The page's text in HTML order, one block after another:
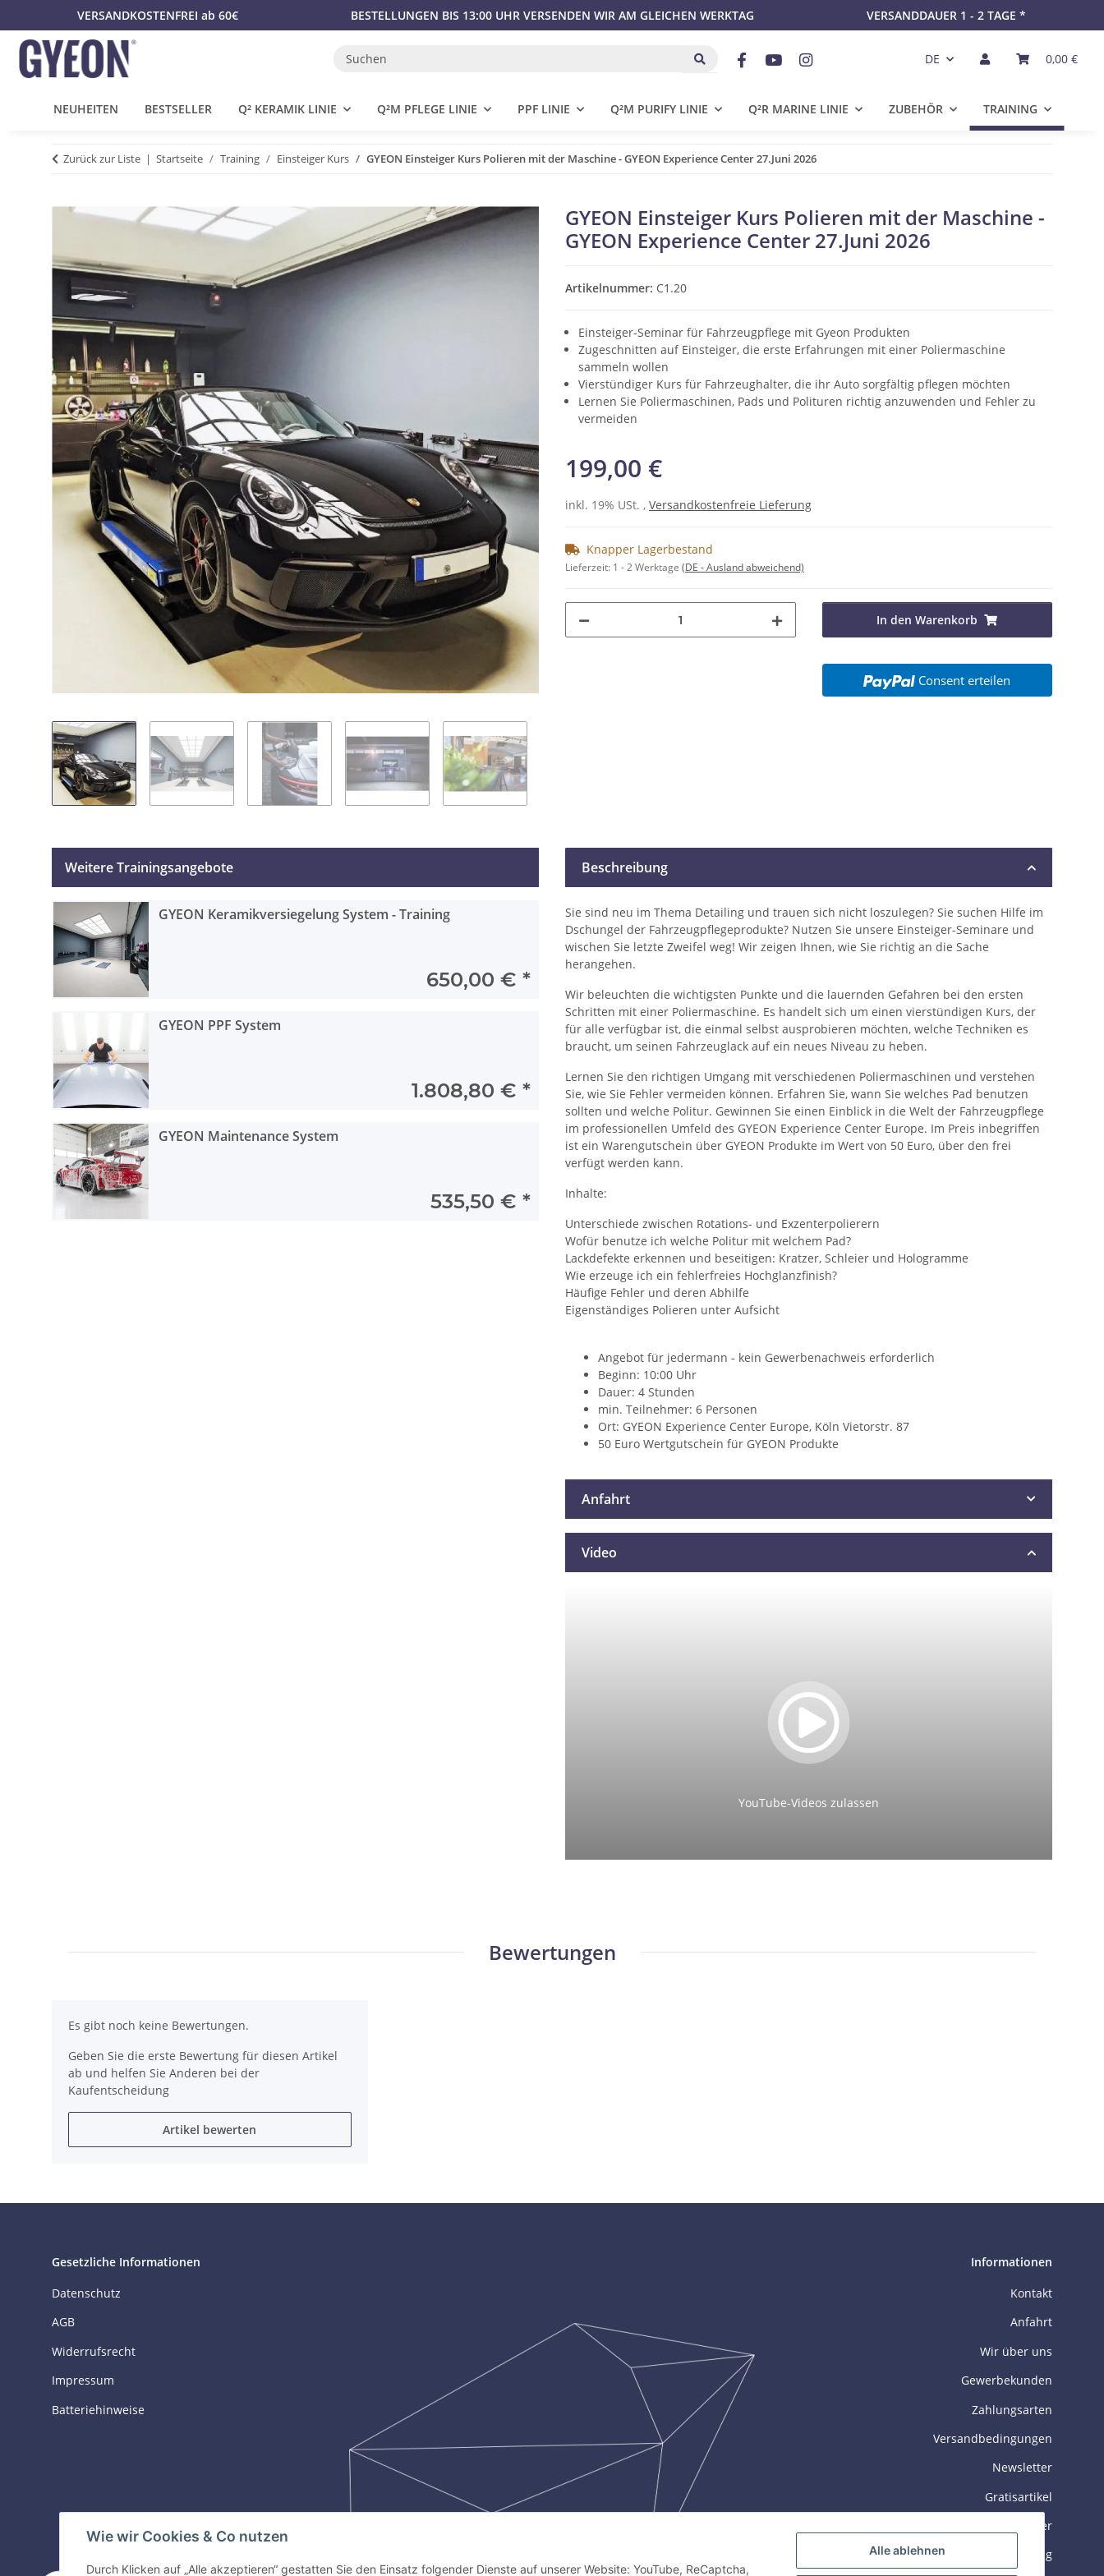
Alle ablehnen
Wie wir Cookies & Co nutzen
Durch Klicken auf „Alle akzeptieren“ gestatten Sie den Einsatz folgender Dienste auf unserer Website: YouTube, ReCaptcha,
VERSANDKOSTENFREI ab 60€ BESTELLUNGEN BIS 13:00 UHR VERSENDEN WIR AM GLEICHEN WERKTAG VERSANDDAUER 1 - 2 TAGE *
DE 0,00 €
NEUHEITEN BESTSELLER Q² KERAMIK LINIE Q²M PFLEGE LINIE PPF LINIE Q²M PURIFY LINIE Q²R MARINE LINIE ZUBEHÖR TRAINING
Zurück zur Liste Startseite Training Einsteiger Kurs GYEON Einsteiger Kurs Polieren mit der Maschine - GYEON Experience Center 27.Juni 2026
GYEON Einsteiger Kurs Polieren mit der Maschine -
GYEON Experience Center 27.Juni 2026
Artikelnummer: C1.20
Einsteiger-Seminar für Fahrzeugpflege mit Gyeon Produkten
Zugeschnitten auf Einsteiger, die erste Erfahrungen mit einer Poliermaschine
sammeln wollen
Vierstündiger Kurs für Fahrzeughalter, die ihr Auto sorgfältig pflegen möchten
Lernen Sie Poliermaschinen, Pads und Polituren richtig anzuwenden und Fehler zu
vermeiden
199,00 €
inkl. 19% USt. , Versandkostenfreie Lieferung
Knapper Lagerbestand
Lieferzeit: 1 - 2 Werktage (DE - Ausland abweichend)
In den Warenkorb
Consent erteilen
Beschreibung
Sie sind neu im Thema Detailing und trauen sich nicht loszulegen? Sie suchen Hilfe im
Dschungel der Fahrzeugpflegeprodukte? Nutzen Sie unsere Einsteiger-Seminare und
wischen Sie letzte Zweifel weg! Wir zeigen Ihnen, wie Sie richtig an die Sache
herangehen.
Wir beleuchten die wichtigsten Punkte und die lauernden Gefahren bei den ersten
Schritten mit einer Poliermaschine. Es handelt sich um einen vierstündigen Kurs, der
für alle verfügbar ist, die einmal selbst ausprobieren möchten, welche Techniken es
braucht, um seinen Fahrzeuglack auf ein neues Niveau zu heben.
Lernen Sie den richtigen Umgang mit verschiedenen Poliermaschinen und verstehen
Sie, wie Sie Fehler vermeiden können. Erfahren Sie, wann Sie welches Pad benutzen
sollten und welche Politur. Gewinnen Sie einen Einblick in die Welt der Fahrzeugpflege
im professionellen Umfeld des GYEON Experience Center Europe. Im Preis inbegriffen
ist ein Warengutschein über GYEON Produkte im Wert von 50 Euro, über den frei
verfügt werden kann.
Inhalte:
Unterschiede zwischen Rotations- und Exzenterpolierern
Wofür benutze ich welche Politur mit welchem Pad?
Lackdefekte erkennen und beseitigen: Kratzer, Schleier und Hologramme
Wie erzeuge ich ein fehlerfreies Hochglanzfinish?
Häufige Fehler und deren Abhilfe
Eigenständiges Polieren unter Aufsicht
Angebot für jedermann - kein Gewerbenachweis erforderlich
Beginn: 10:00 Uhr
Dauer: 4 Stunden
min. Teilnehmer: 6 Personen
Ort: GYEON Experience Center Europe, Köln Vietorstr. 87
50 Euro Wertgutschein für GYEON Produkte
Anfahrt
Video
YouTube-Videos zulassen
Weitere Trainingsangebote
GYEON Keramikversiegelung System - Training
650,00 € *
GYEON PPF System
1.808,80 € *
GYEON Maintenance System
535,50 € *
Bewertungen
Es gibt noch keine Bewertungen.
Geben Sie die erste Bewertung für diesen Artikel
ab und helfen Sie Anderen bei der
Kaufentscheidung
Artikel bewerten
Gesetzliche Informationen
Datenschutz
AGB
Widerrufsrecht
Impressum
Batteriehinweise
Informationen
Kontakt
Anfahrt
Wir über uns
Gewerbekunden
Zahlungsarten
Versandbedingungen
Newsletter
Gratisartikel
Datenblätter
GYEON Zertifizierung